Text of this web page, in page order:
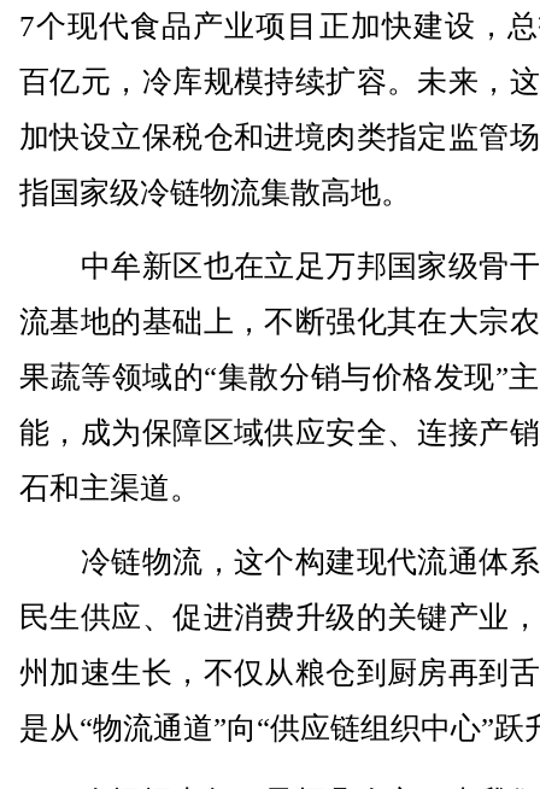
7个现代食品产业项目正加快建设，
百亿元，冷库规模持续扩容。未来，
加快设立保税仓和进境肉类指定监管
指国家级冷链物流集散高地。
中牟新区也在立足万邦国家级骨
流基地的基础上，不断强化其在大宗
果蔬等领域的“集散分销与价格发现”
能，成为保障区域供应安全、连接产
石和主渠道。
冷链物流，这个构建现代流通体
民生供应、促进消费升级的关键产业
州加速生长，不仅从粮仓到厨房再到
是从“物流通道”向“供应链组织中心”跃